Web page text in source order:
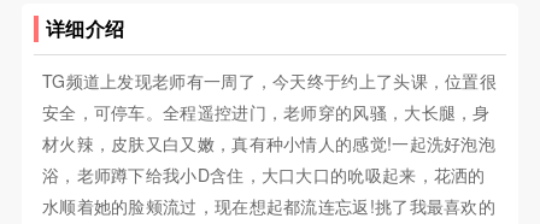
详细介绍
TG频道上发现老师有一周了，今天终于约上了头课，位置很
安全，可停车。全程遥控进门，老师穿的风骚，大长腿，身
材火辣，皮肤又白又嫩，真有种小情人的感觉!一起洗好泡泡
浴，老师蹲下给我小D含住，大口大口的吮吸起来，花洒的
水顺着她的脸颊流过，现在想起都流连忘返!挑了我最喜欢的